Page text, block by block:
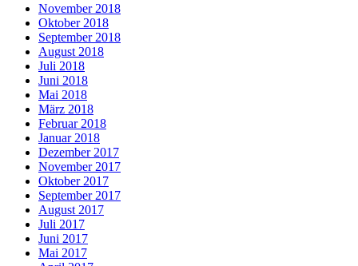
November 2018
Oktober 2018
September 2018
August 2018
Juli 2018
Juni 2018
Mai 2018
März 2018
Februar 2018
Januar 2018
Dezember 2017
November 2017
Oktober 2017
September 2017
August 2017
Juli 2017
Juni 2017
Mai 2017